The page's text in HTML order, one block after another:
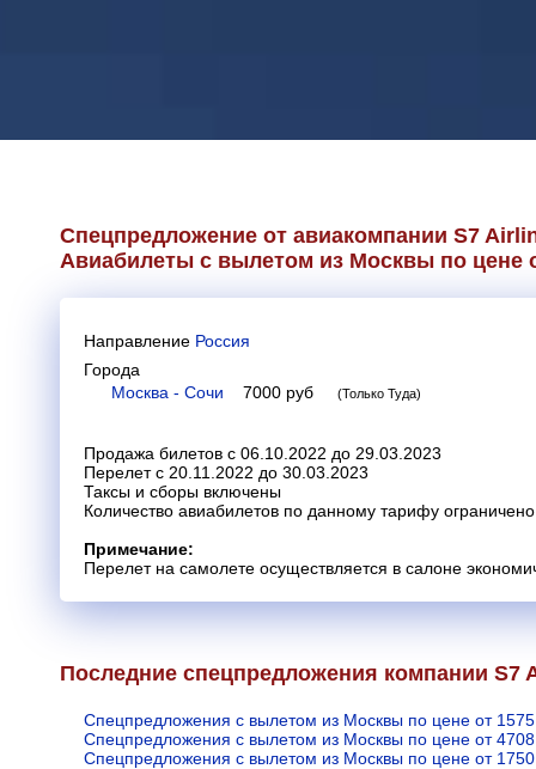
Спецпредложение от авиакомпании S7
Авиабилеты с вылетом из Москвы по цене
Направление Россия
Города
Москва - Сочи
7000 руб (Только Туда)
Продажа билетов с 06.10.2022 до 29.03.2023
Перелет с 20.11.2022 до 30.03.2023
Таксы и сборы включены
Количество авиабилетов по данному тарифу
Примечание:
Перелет на самолете осуществляется в салоне
Последние спецпредложения компании S7
Спецпредложения с вылетом из Москвы по цене от
Спецпредложения с вылетом из Москвы по цене от
Спецпредложения с вылетом из Москвы по цене от